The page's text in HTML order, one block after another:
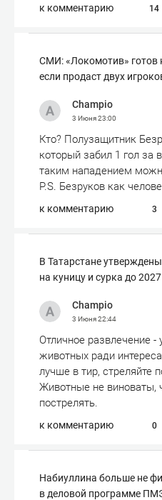
к комментарию 14
СМИ: «Локомотив» готов
если продаст двух
Champio
3 Июня23:00
Кто? Полузащитник
который забил 1 гол за
таким нападением
P.S. Безруков как
к комментарию 3
В Татарстане
на куницу и сурка до
Champio
3 Июня22:44
Отличное развлечение -
животных ради
лучше в тир, стреляйте
Животные не виноваты,
пострелять.
к комментарию 0
Набиуллина больше не
в деловой программе